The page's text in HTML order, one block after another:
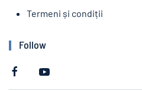
Termeni și condiții
Follow